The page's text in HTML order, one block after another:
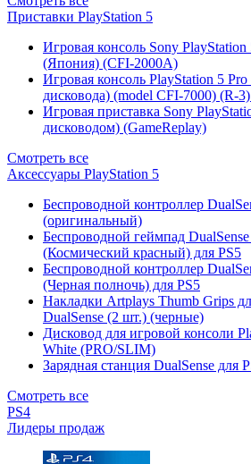
Приставки PlayStation 5
Игровая консоль Sony
(Япония) (CFI-2000A)
Игровая консоль PlayStation 5
дисковода) (model CFI-7000) (R-
Игровая приставка Sony
дисководом) (GameReplay)
Смотреть все
Аксессуары PlayStation 5
Беспроводной контроллер
(оригинальный)
Беспроводной геймпад
(Космический красный) для PS5
Беспроводной контроллер
(Черная полночь) для PS5
Накладки Artplays Thumb Grips
DualSense (2 шт.) (черные)
Дисковод для игровой консоли
White (PRO/SLIM)
Зарядная станция DualSense для
Смотреть все
PS4
Лидеры продаж